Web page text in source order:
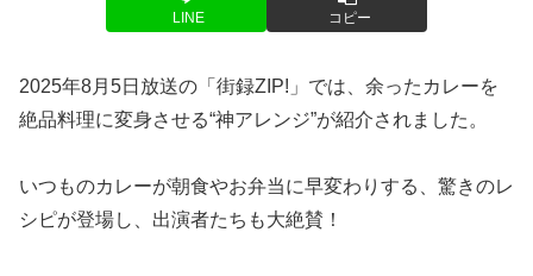
LINE コピー
2025年8月5日放送の「街録ZIP!」では、余ったカレーを
絶品料理に変身させる“神アレンジ”が紹介されました。
いつものカレーが朝食やお弁当に早変わりする、驚きのレ
シピが登場し、出演者たちも大絶賛！